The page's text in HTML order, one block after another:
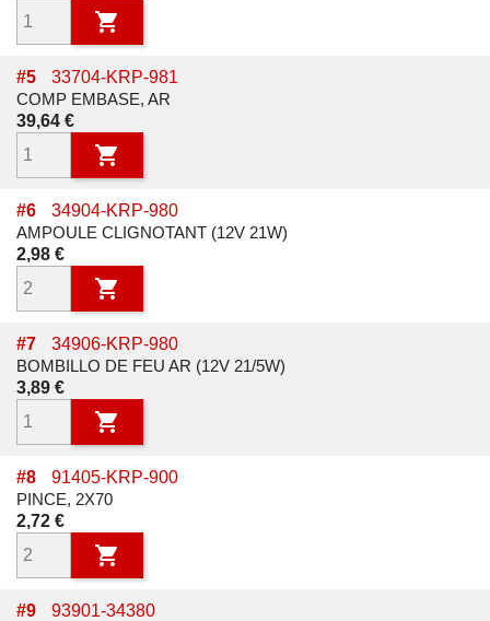

#5
33704-KRP-981
COMP EMBASE, AR
Prix
39,64 €

#6
34904-KRP-980
AMPOULE CLIGNOTANT (12V 21W)
Prix
2,98 €

#7
34906-KRP-980
BOMBILLO DE FEU AR (12V 21/5W)
Prix
3,89 €

#8
91405-KRP-900
PINCE, 2X70
Prix
2,72 €

#9
93901-34380